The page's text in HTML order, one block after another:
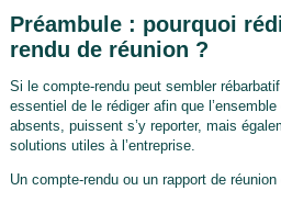
Préambule : pourquoi
rendu de réunion ?
Si le compte-rendu peut sembler
essentiel de le rédiger afin que
absents, puissent s’y reporter, mais
solutions utiles à l’entreprise.
Un compte-rendu ou un rapport de